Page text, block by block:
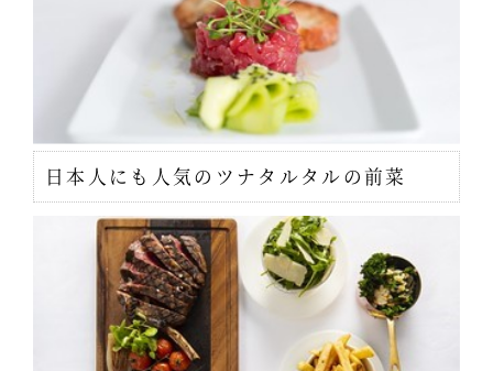
日本人にも人気のツナタルタルの前菜